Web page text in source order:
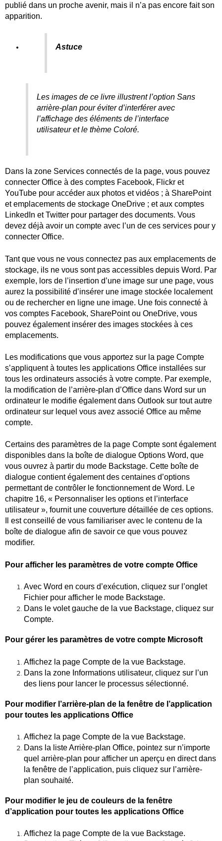
publié dans un proche avenir, mais il n’a pas encore fait son
apparition.
Astuce
Les images de ce livre illustrent l’option Sans
arrière-plan pour éviter d’interférer avec
l’affichage des éléments de l’interface
utilisateur et le thème Coloré.
Dans la zone Services connectés de la page, vous pouvez
connecter Office à des comptes Facebook, Flickr et
YouTube pour accéder aux photos et vidéos ; à SharePoint
et emplacements de stockage OneDrive ; et aux comptes
LinkedIn et Twitter pour partager des documents. Vous
devez déjà avoir un compte avec l’un de ces services pour y
connecter Office.
Tant que vous ne vous connectez pas aux emplacements de
stockage, ils ne vous sont pas accessibles depuis Word. Par
exemple, lors de l’insertion d’une image sur une page, vous
aurez la possibilité d’insérer une image stockée localement
ou de rechercher en ligne une image. Une fois connecté à
vos comptes Facebook, SharePoint ou OneDrive, vous
pouvez également insérer des images stockées à ces
emplacements.
Les modifications que vous apportez sur la page Compte
s’appliquent à toutes les applications Office installées sur
tous les ordinateurs associés à votre compte. Par exemple,
la modification de l’arrière-plan d’Office dans Word sur un
ordinateur le modifie également dans Outlook sur tout autre
ordinateur sur lequel vous avez associé Office au même
compte.
Certains des paramètres de la page Compte sont également
disponibles dans la boîte de dialogue Options Word, que
vous ouvrez à partir du mode Backstage. Cette boîte de
dialogue contient également des centaines d’options
permettant de contrôler le fonctionnement de Word. Le
chapitre 16, « Personnaliser les options et l’interface
utilisateur », fournit une couverture détaillée de ces options.
Il est conseillé de vous familiariser avec le contenu de la
boîte de dialogue afin de savoir ce que vous pouvez
modifier.
Pour afficher les paramètres de votre compte Office
Avec Word en cours d’exécution, cliquez sur l’onglet
Fichier pour afficher le mode Backstage.
Dans le volet gauche de la vue Backstage, cliquez sur
Compte.
Pour gérer les paramètres de votre compte Microsoft
Affichez la page Compte de la vue Backstage.
Dans la zone Informations utilisateur, cliquez sur l’un
des liens pour lancer le processus sélectionné.
Pour modifier l’arrière-plan de la fenêtre de l’application
pour toutes les applications Office
Affichez la page Compte de la vue Backstage.
Dans la liste Arrière-plan Office, pointez sur n’importe
quel arrière-plan pour afficher un aperçu en direct dans
la fenêtre de l’application, puis cliquez sur l’arrière-
plan souhaité.
Pour modifier le jeu de couleurs de la fenêtre
d’application pour toutes les applications Office
Affichez la page Compte de la vue Backstage.